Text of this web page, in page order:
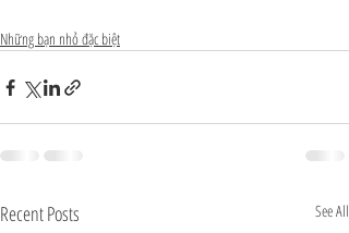
Những bạn nhỏ đặc biệt
Recent Posts See All